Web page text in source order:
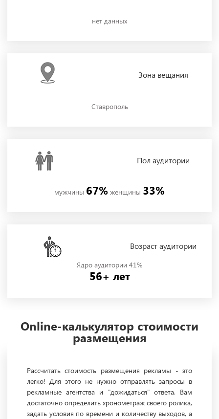
нет данных
Зона вещания
Ставрополь
Полаудитории
мужчины 67% женщины 33%
Возраст аудитории
Ядро аудитории 41%
56+ лет
Online-калькулятор стоимости
размещения
Рассчитать стоимость размещения рекламы - это
легко! Для этого не нужно отправлять запросы в
рекламные агентства и "дожидаться" ответа. Вам
достаточно определить хронометраж своего ролика,
задать условия по времени и количеству выходов, а